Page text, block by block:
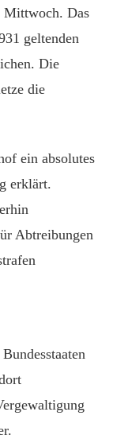
Mittwoch. Das
geltenden
Die
die
ein absolutes
erklärt.
Abtreibungen